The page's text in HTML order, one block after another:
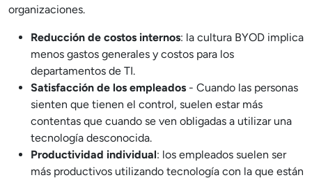
organizaciones.
Reducción de costos internos: la cultura BYOD implica
menos gastos generales y costos para los
departamentos de TI.
Satisfacción de los empleados - Cuando las personas
sienten que tienen el control, suelen estar más
contentas que cuando se ven obligadas a utilizar una
tecnología desconocida.
Productividad individual: los empleados suelen ser
más productivos utilizando tecnología con la que están